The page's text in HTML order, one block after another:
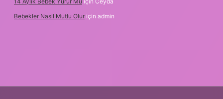
Bebekler Nasil Mutlu Olur için admin